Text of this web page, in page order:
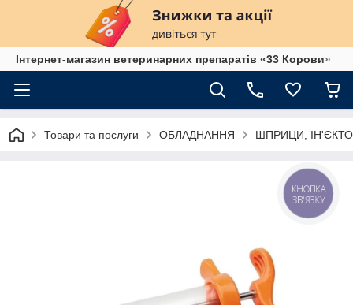
Інтернет-магазин ветеринарних препаратів «33 Корови»
Товари та послуги ОБЛАДНАННЯ ШПРИЦИ,
КНОПКА
ЗВ'ЯЗКУ